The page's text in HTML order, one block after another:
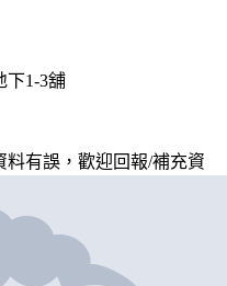
下1-3舖
料有誤，歡迎回報/補充資